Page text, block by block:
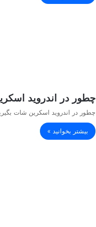
چطور در اندروید
چطور در اندروید اسکرین شات
بیشتر بخوانید »